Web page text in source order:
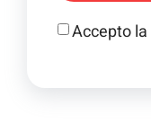
Accepto la